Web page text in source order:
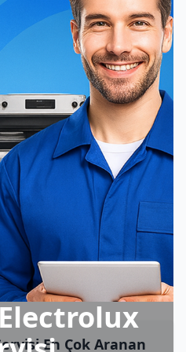
En Çok Aranan